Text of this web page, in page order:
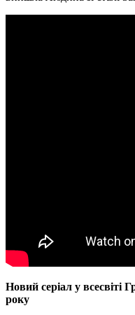
Новий серіал у всесвіті
року